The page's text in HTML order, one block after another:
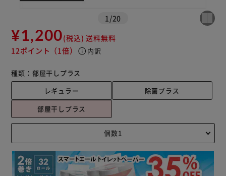
1 /20
¥1,200(税込) 送料無料
12ポイント （1倍） info 内訳
種類： 部屋干しプラス
レギュラー
除菌プラス
部屋干しプラス